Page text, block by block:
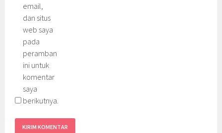
email,
dan situs
web saya
pada
peramban
ini untuk
komentar
saya
berikutnya.